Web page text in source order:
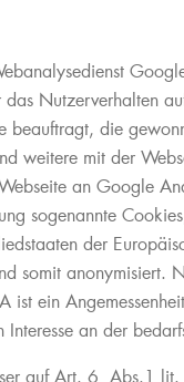
Nutzerverhalten
beauftragt, die
weitere mit der
an Google
sogenannte
der
somit anonymisiert.
ist ein
an der